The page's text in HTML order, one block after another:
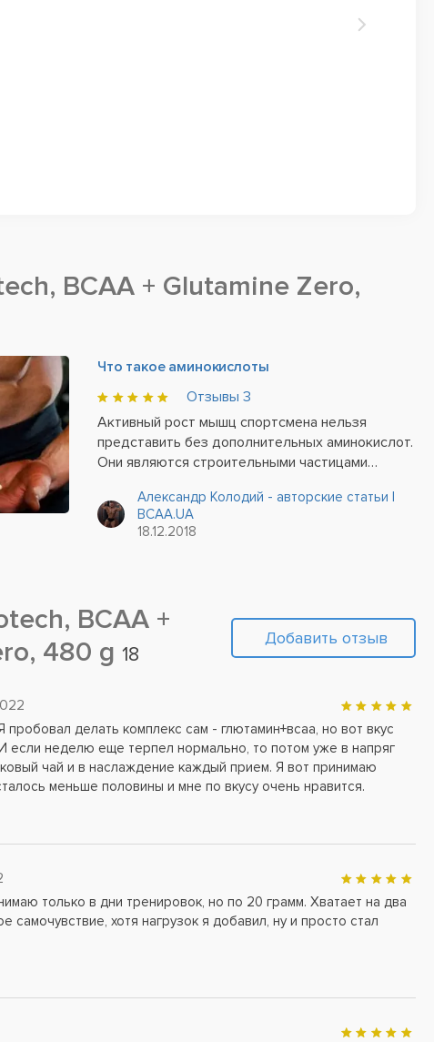
BCAA + Glutamine Zero,
Что такое аминокислоты
Отзывы3
Активный рост мышц спортсмена нельзя
представить без дополнительных аминокислот.
Они являются строительными частицами
спортсмена рельефным и очень
привлекательным. Кроме этого немаловажного
Александр Колодий - авторские статьи |
BCAA.UA
18.12.2018
BCAA +
480 g18
Добавить отзыв
делать комплекс сам - глютамин+всаа, но вот вкус
если неделю еще терпел нормально, то потом уже в напряг
чай и в наслаждение каждый прием. Я вот принимаю
меньше половины и мне по вкусу очень нравится.
только в дни тренировок, но по 20 грамм. Хватает на два
самочувствие, хотя нагрузок я добавил, ну и просто стал